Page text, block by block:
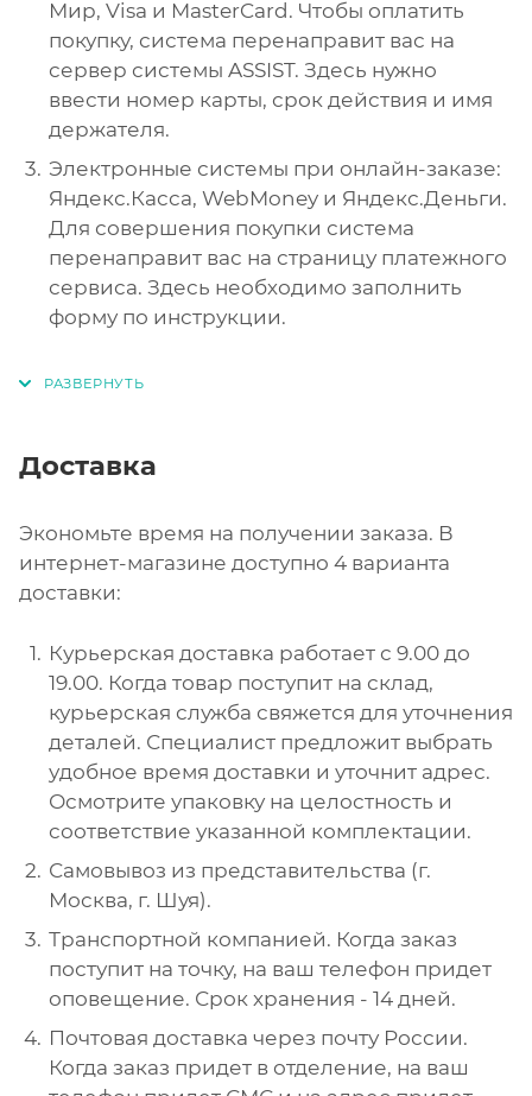
Мир, Visa и MasterCard. Чтобы оплатить
покупку, система перенаправит вас на
сервер системы ASSIST. Здесь нужно
ввести номер карты, срок действия и имя
держателя.
Электронные системы при онлайн-заказе:
Яндекс.Касса, WebMoney и Яндекс.Деньги.
Для совершения покупки система
перенаправит вас на страницу платежного
сервиса. Здесь необходимо заполнить
форму по инструкции.
Доставка
Экономьте время на получении заказа. В
интернет-магазине доступно 4 варианта
доставки:
Курьерская доставка работает с 9.00 до
19.00. Когда товар поступит на склад,
курьерская служба свяжется для уточнения
деталей. Специалист предложит выбрать
удобное время доставки и уточнит адрес.
Осмотрите упаковку на целостность и
соответствие указанной комплектации.
Самовывоз из представительства (г.
Москва, г. Шуя).
Транспортной компанией. Когда заказ
поступит на точку, на ваш телефон придет
оповещение. Срок хранения - 14 дней.
Почтовая доставка через почту России.
Когда заказ придет в отделение, на ваш